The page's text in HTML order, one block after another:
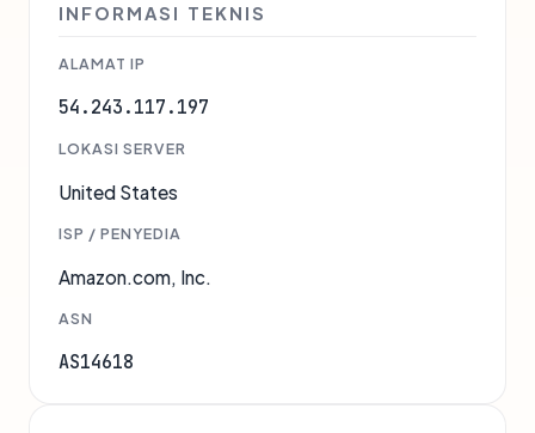
INFORMASI TEKNIS
ALAMAT IP
54.243.117.197
LOKASI SERVER
United States
ISP / PENYEDIA
Amazon.com, Inc.
ASN
AS14618